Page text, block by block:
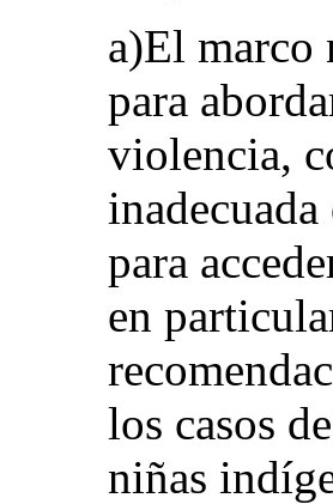
a)El marco
para
violencia,
para
en
los casos
niñas